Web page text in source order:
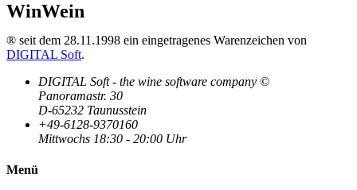
WinWein
® seit dem 28.11.1998 ein eingetragenes Warenzeichen von
DIGITAL Soft.
DIGITAL Soft - the wine software company ©
Panoramastr. 30
D-65232 Taunusstein
+49-6128-9370160
Mittwochs 18:30 - 20:00 Uhr
Menü